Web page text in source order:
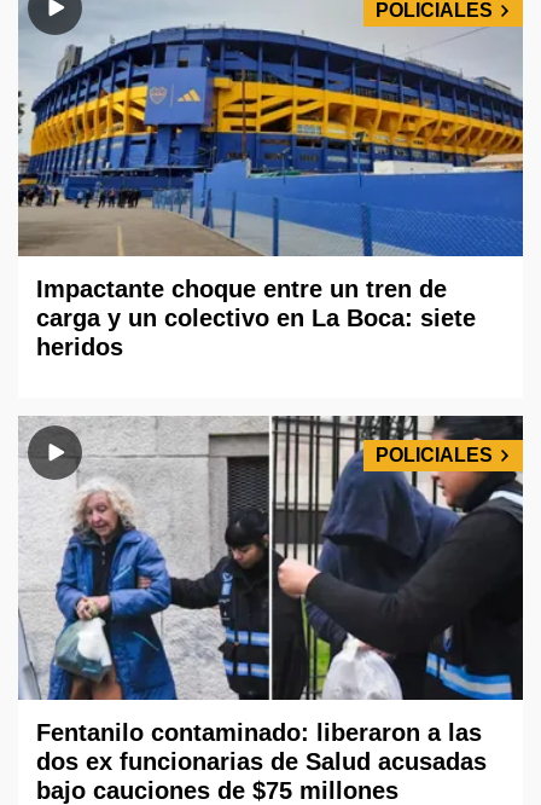
POLICIALES
Impactante choque entre un tren de
carga y un colectivo en La Boca: siete
heridos
POLICIALES
Fentanilo contaminado: liberaron a las
dos ex funcionarias de Salud acusadas
bajo cauciones de $75 millones